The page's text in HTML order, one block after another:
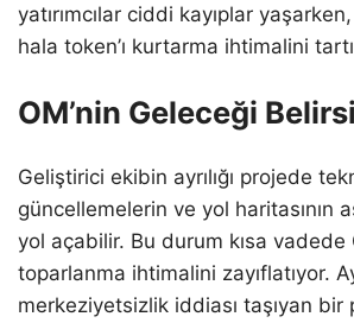
yatırımcılar ciddi kayıplar yaşarken,
hala token’ı kurtarma ihtimalini
OM’nin Geleceği
Geliştirici ekibin ayrılığı projede
güncellemelerin ve yol haritasının
yol açabilir. Bu durum kısa vadede
toparlanma ihtimalini zayıflatıyor.
merkeziyetsizlik iddiası taşıyan bir